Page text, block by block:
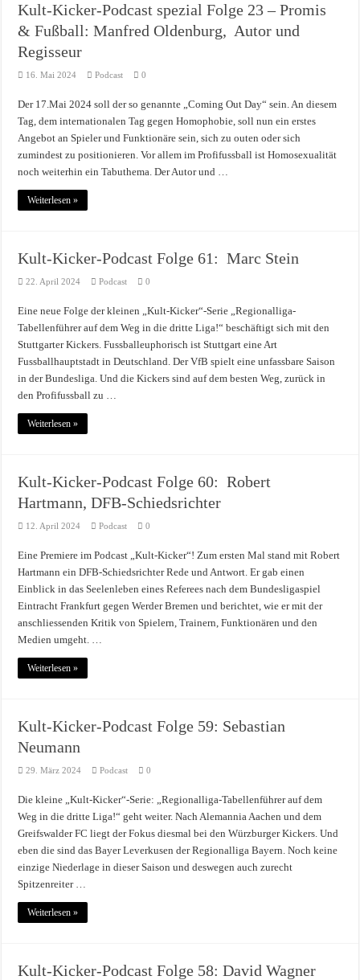
Kult-Kicker-Podcast spezial Folge 23 – Promis
& Fußball: Manfred Oldenburg, Autor und
Regisseur
16. Mai 2024 Podcast 0
Der 17.Mai 2024 soll der so genannte „Coming Out Day“ sein. An diesem
Tag, dem internationalen Tag gegen Homophobie, soll nun ein erstes
Angebot an Spieler und Funktionäre sein, sich zu outen oder sich
zumindest zu positionieren. Vor allem im Profifussball ist Homosexualität
noch weiterhin ein Tabuthema. Der Autor und …
Weiterlesen »
Kult-Kicker-Podcast Folge 61: Marc Stein
22. April 2024 Podcast 0
Eine neue Folge der kleinen „Kult-Kicker“-Serie „Regionalliga-
Tabellenführer auf dem Weg in die dritte Liga!“ beschäftigt sich mit den
Stuttgarter Kickers. Fussballeuphorisch ist Stuttgart eine Art
Fussballhauptstadt in Deutschland. Der VfB spielt eine unfassbare Saison
in der Bundesliga. Und die Kickers sind auf dem besten Weg, zurück in
den Profifussball zu …
Weiterlesen »
Kult-Kicker-Podcast Folge 60: Robert
Hartmann, DFB-Schiedsrichter
12. April 2024 Podcast 0
Eine Premiere im Podcast „Kult-Kicker“! Zum ersten Mal stand mit Robert
Hartmann ein DFB-Schiedsrichter Rede und Antwort. Er gab einen
Einblick in das Seelenleben eines Referees nach dem Bundesligaspiel
Eintracht Frankfurt gegen Werder Bremen und berichtet, wie er mit der
anschliessenden Kritik von Spielern, Trainern, Funktionären und den
Medien umgeht. …
Weiterlesen »
Kult-Kicker-Podcast Folge 59: Sebastian
Neumann
29. März 2024 Podcast 0
Die kleine „Kult-Kicker“-Serie: „Regionalliga-Tabellenführer auf dem
Weg in die dritte Liga!“ geht weiter. Nach Alemannia Aachen und dem
Greifswalder FC liegt der Fokus diesmal bei den Würzburger Kickers. Und
eben die sind das Bayer Leverkusen der Regionalliga Bayern. Noch keine
einzige Niederlage in dieser Saison und deswegen auch zurecht
Spitzenreiter …
Weiterlesen »
Kult-Kicker-Podcast Folge 58: David Wagner